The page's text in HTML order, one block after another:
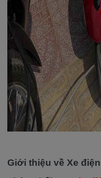
Giới thiệu về Xe